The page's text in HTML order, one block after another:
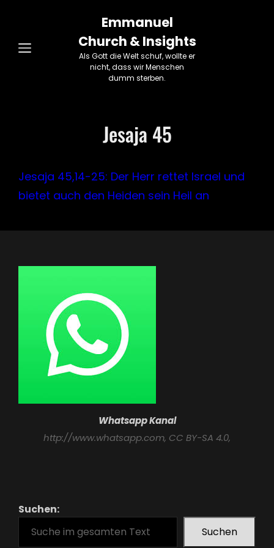
Emmanuel
Church & Insights
Als Gott die Welt schuf, wollte er
nicht, dass wir Menschen
dumm sterben.
Jesaja 45
Jesaja 45,14-25: Der Herr rettet Israel und
bietet auch den Heiden sein Heil an
Whatsapp Kanal
http://www.whatsapp.com, CC BY-SA 4.0,
Suchen:
Suchen